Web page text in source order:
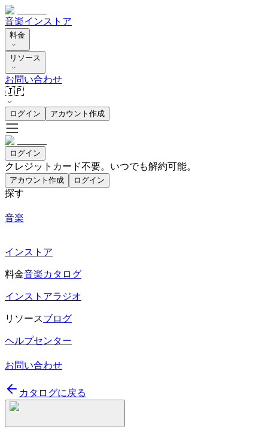
音楽インストア
料金
リソース
お問い合わせ
🇯🇵
ログイン アカウント作成
ログイン
クレジットカード不要。いつでも解約可能。
アカウント作成 ログイン
探す
音楽
インストア
料金音楽カタログ
インストアラジオ
リソースブログ
ヘルプセンター
お問い合わせ
カタログに戻る